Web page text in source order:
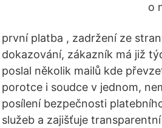
o
první platba , zadržení ze
dokazování, zákazník má již
poslal několik mailů kde
porotce i soudce v jednom,
posílení bezpečnosti
služeb a zajišťuje